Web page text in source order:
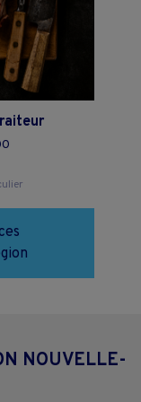
NOUVELLE-